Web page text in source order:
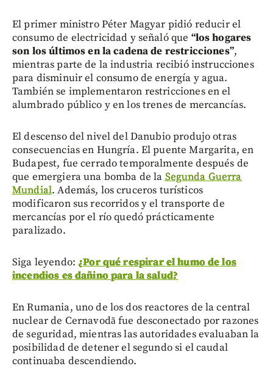
El primer ministro Péter Magyar pidió reducir el
consumo de electricidad y señaló que “los hogares
son los últimos en la cadena de restricciones”,
mientras parte de la industria recibió instrucciones
para disminuir el consumo de energía y agua.
También se implementaron restricciones en el
alumbrado público y en los trenes de mercancías.
El descenso del nivel del Danubio produjo otras
consecuencias en Hungría. El puente Margarita, en
Budapest, fue cerrado temporalmente después de
que emergiera una bomba de la Segunda Guerra
Mundial. Además, los cruceros turísticos
modificaron sus recorridos y el transporte de
mercancías por el río quedó prácticamente
paralizado.
Siga leyendo: ¿Por qué respirar el humo de los
incendios es dañino para la salud?
En Rumania, uno de los dos reactores de la central
nuclear de Cernavodă fue desconectado por razones
de seguridad, mientras las autoridades evaluaban la
posibilidad de detener el segundo si el caudal
continuaba descendiendo.